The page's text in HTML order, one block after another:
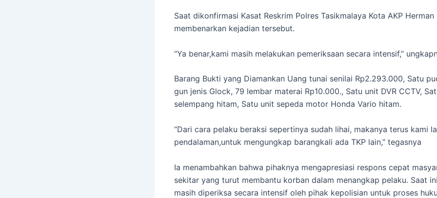
Saat dikonfirmasi Kasat Reskrim Polres Tasikmalaya Kota AKP Herman
membenarkan kejadian tersebut.
“Ya benar,kami masih melakukan pemeriksaan secara intensif,”
Barang Bukti yang Diamankan Uang tunai senilai Rp2.293.000, Satu
gun jenis Glock, 79 lembar materai Rp10.000., Satu unit DVR CCTV,
selempang hitam, Satu unit sepeda motor Honda Vario hitam.
“Dari cara pelaku beraksi sepertinya sudah lihai, makanya terus kami
pendalaman,untuk mengungkap barangkali ada TKP lain,” tegasnya
Ia menambahkan bahwa pihaknya mengapresiasi respons cepat
sekitar yang turut membantu korban dalam menangkap pelaku. Saat
masih diperiksa secara intensif oleh pihak kepolisian untuk proses